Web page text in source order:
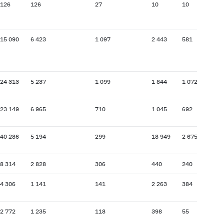
126 126 27 10 10
15 090 6 423 1 097 2 443 581
24 313 5 237 1 099 1 844 1 072
23 149 6 965 710 1 045 692
40 286 5 194 299 18 949 2 675
8 314 2 828 306 440 240
4 306 1 141 141 2 263 384
2 772 1 235 118 398 55